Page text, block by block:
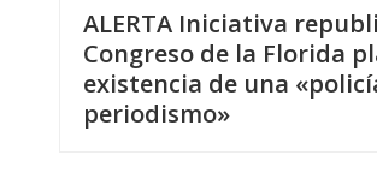
ALERTA Iniciativa
Congreso de la Florida
existencia de una
periodismo»